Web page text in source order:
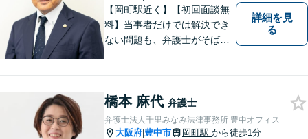
【岡町駅近く】【初回面談無
料】当事者だけでは解決でき
ない問題も、弁護士がそばに
交通事故／企業法務など、幅
広く対応可能。【夜間／休日
対応可能】まずはお気軽にご
詳細を見
る
橋本 麻代 弁護士
弁護士法人千里みなみ法律事務所 豊中オフィス
大阪府|豊中市 岡町駅 から徒歩1分